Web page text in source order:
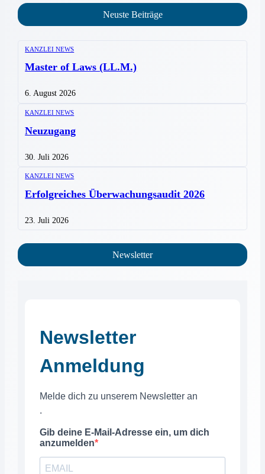
Neuste Beiträge
KANZLEI NEWS
Master of Laws (LL.M.)
6. August 2026
KANZLEI NEWS
Neuzugang
30. Juli 2026
KANZLEI NEWS
Erfolgreiches Überwachungsaudit 2026
23. Juli 2026
Newsletter
Newsletter
Anmeldung
Melde dich zu unserem Newsletter an
.
Gib deine E-Mail-Adresse ein, um dich
anzumelden